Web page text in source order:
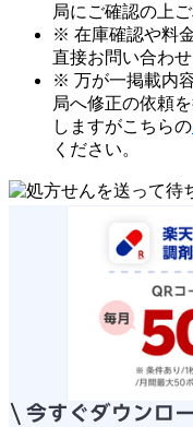
局にご確認の上
※ 在庫確認や料
直接お問い合わせ
※ 万が一掲載内
局へ修正の依頼
しますがこちらの
ください。